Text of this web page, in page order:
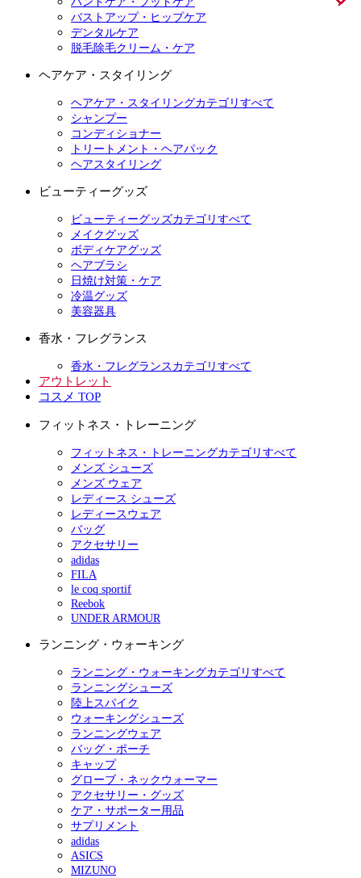
バストアップ・ヒップケア
デンタルケア
脱毛除毛クリーム・ケア
ヘアケア・スタイリング
ヘアケア・スタイリングカテゴリすべて
シャンプー
コンディショナー
トリートメント・ヘアパック
ヘアスタイリング
ビューティーグッズ
ビューティーグッズカテゴリすべて
メイクグッズ
ボディケアグッズ
ヘアブラシ
日焼け対策・ケア
冷温グッズ
美容器具
香水・フレグランス
香水・フレグランスカテゴリすべて
アウトレット
コスメ TOP
フィットネス・トレーニング
フィットネス・トレーニングカテゴリすべて
メンズ シューズ
メンズ ウェア
レディース シューズ
レディースウェア
バッグ
アクセサリー
adidas
FILA
le coq sportif
Reebok
UNDER ARMOUR
ランニング・ウォーキング
ランニング・ウォーキングカテゴリすべて
ランニングシューズ
陸上スパイク
ウォーキングシューズ
ランニングウェア
バッグ・ポーチ
キャップ
グローブ・ネックウォーマー
アクセサリー・グッズ
ケア・サポーター用品
サプリメント
adidas
ASICS
MIZUNO